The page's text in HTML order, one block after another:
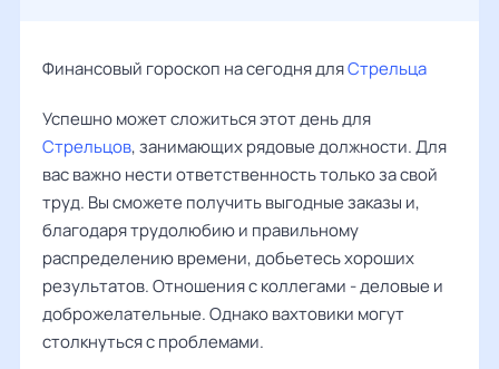
Финансовый гороскоп на сегодня дляСтрельца
Успешно может сложиться этот день для
Стрельцов, занимающих рядовые должности. Для
вас важно нести ответственность только за свой
труд. Вы сможете получить выгодные заказы и,
благодаря трудолюбию и правильному
распределению времени, добьетесь хороших
результатов. Отношения с коллегами - деловые и
доброжелательные. Однако вахтовики могут
столкнуться с проблемами.